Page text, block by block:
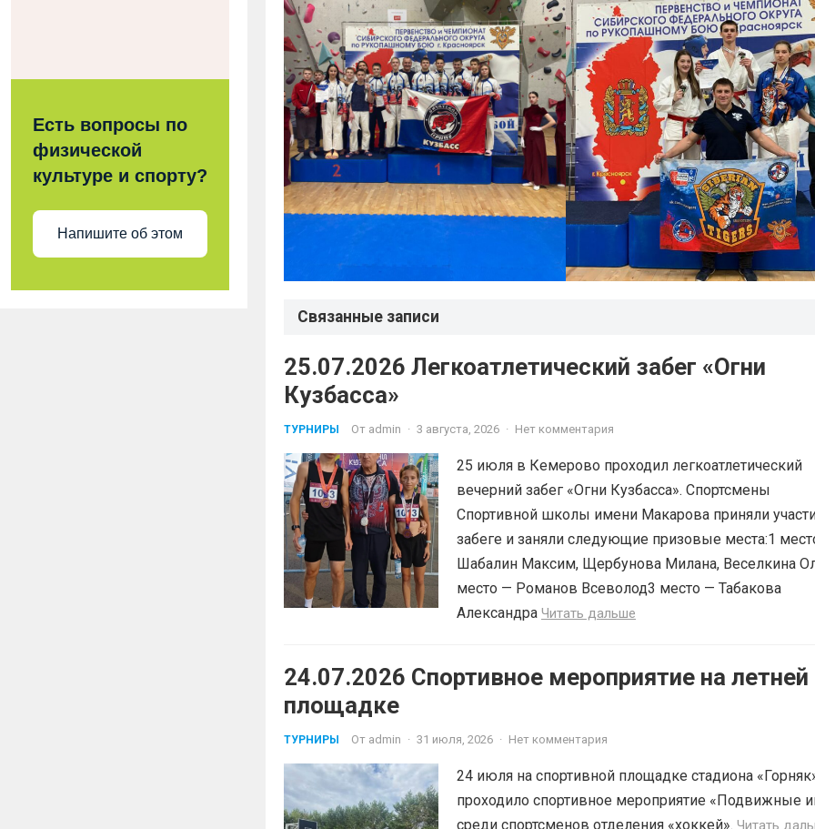
Есть вопросы по
физической
культуре и спорту?
Напишите об этом
Связанные записи
25.07.2026 Легкоатлетический забег «Огни
Кузбасса»
ТУРНИРЫ От admin · 3 августа, 2026 · Нет комментария
25 июля в Кемерово проходил легкоатлетический
вечерний забег «Огни Кузбасса». Спортсмены
Спортивной школы имени Макарова приняли
забеге и заняли следующие призовые места:1
Шабалин Максим, Щербунова Милана, Веселкина
место — Романов Всеволод3 место — Табакова
Александра Читать дальше
24.07.2026 Спортивное мероприятие на летней
площадке
ТУРНИРЫ От admin · 31 июля, 2026 · Нет комментария
24 июля на спортивной площадке стадиона
проходило спортивное мероприятие «Подвижные
среди спортсменов отделения «хоккей». Читать